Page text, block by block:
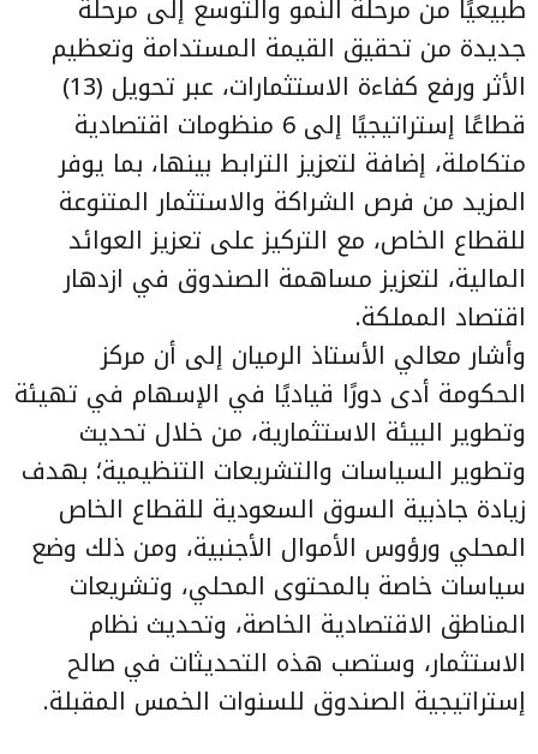
طبيعيًا من مرحلة النمو والتوسع إلى مرحلة
جديدة من تحقيق القيمة المستدامة وتعظيم
الأثر ورفع كفاءة الاستثمارات، عبر تحويل (13)
قطاعًا إستراتيجيًا إلى 6 منظومات اقتصادية
متكاملة، إضافة لتعزيز الترابط بينها، بما يوفر
المزيد من فرص الشراكة والاستثمار المتنوعة
للقطاع الخاص، مع التركيز على تعزيز العوائد
المالية، لتعزيز مساهمة الصندوق في ازدهار
اقتصاد المملكة.
وأشار معالي الأستاذ الرميان إلى أن مركز
الحكومة أدى دورًا قياديًا في الإسهام في تهيئة
وتطوير البيئة الاستثمارية، من خلال تحديث
وتطوير السياسات والتشريعات التنظيمية؛ بهدف
زيادة جاذبية السوق السعودية للقطاع الخاص
المحلي ورؤوس الأموال الأجنبية، ومن ذلك وضع
سياسات خاصة بالمحتوى المحلي، وتشريعات
المناطق الاقتصادية الخاصة، وتحديث نظام
الاستثمار، وستصب هذه التحديثات في صالح
إستراتيجية الصندوق للسنوات الخمس المقبلة.